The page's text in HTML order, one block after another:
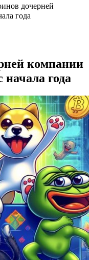
дочерней
года
компании
года